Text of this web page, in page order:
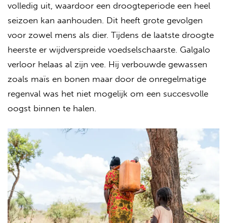
volledig uit, waardoor een droogteperiode een heel
seizoen kan aanhouden. Dit heeft grote gevolgen
voor zowel mens als dier. Tijdens de laatste droogte
heerste er wijdverspreide voedselschaarste. Galgalo
verloor helaas al zijn vee. Hij verbouwde gewassen
zoals maïs en bonen maar door de onregelmatige
regenval was het niet mogelijk om een succesvolle
oogst binnen te halen.